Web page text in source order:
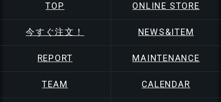
TOP ONLINE STORE
今すぐ注文！ NEWS&ITEM
REPORT MAINTENANCE
TEAM CALENDAR